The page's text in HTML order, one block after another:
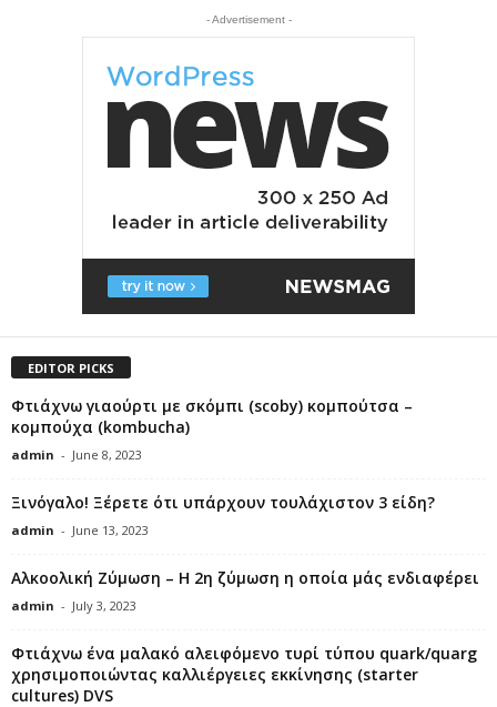
- Advertisement -
EDITOR PICKS
Φτιάχνω γιαούρτι με σκόμπι (scoby) κομπoύτσα –
κομπούχα (kombucha)
admin - June 8, 2023
Ξινόγαλο! Ξέρετε ότι υπάρχουν τουλάχιστον 3 είδη?
admin - June 13, 2023
Αλκοολική Ζύμωση – Η 2η ζύμωση η οποία μάς ενδιαφέρει
admin - July 3, 2023
Φτιάχνω ένα μαλακό αλειφόμενο τυρί τύπου quark/quarg
χρησιμοποιώντας καλλιέργειες εκκίνησης (starter
cultures) DVS